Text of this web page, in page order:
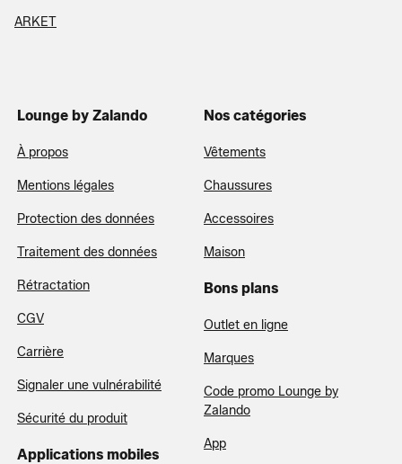
ARKET
Lounge by Zalando
À propos
Mentions légales
Protection des données
Traitement des données
Rétractation
CGV
Carrière
Signaler une vulnérabilité
Sécurité du produit
Applications mobiles
Nos catégories
Vêtements
Chaussures
Accessoires
Maison
Bons plans
Outlet en ligne
Marques
Code promo Lounge by
Zalando
App